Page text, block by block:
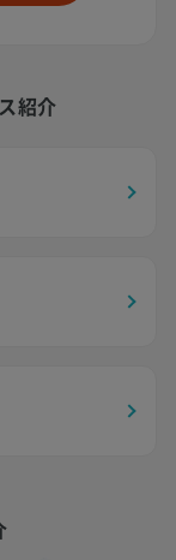
紹介